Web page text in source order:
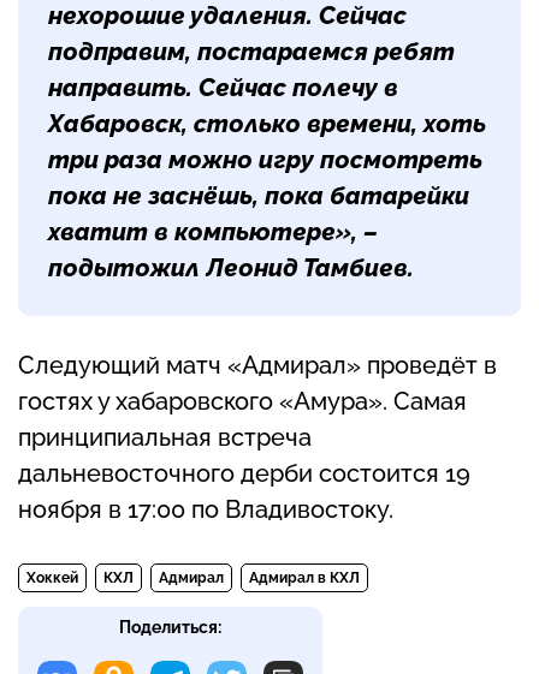
нехорошие удаления. Сейчас
подправим, постараемся ребят
направить. Сейчас полечу в
Хабаровск, столько времени, хоть
три раза можно игру посмотреть
пока не заснёшь, пока батарейки
хватит в компьютере», –
подытожил Леонид Тамбиев.
Следующий матч «Адмирал» проведёт в
гостях у хабаровского «Амура». Самая
принципиальная встреча
дальневосточного дерби состоится 19
ноября в 17:00 по Владивостоку.
Хоккей КХЛ Адмирал Адмирал в КХЛ
Поделиться: